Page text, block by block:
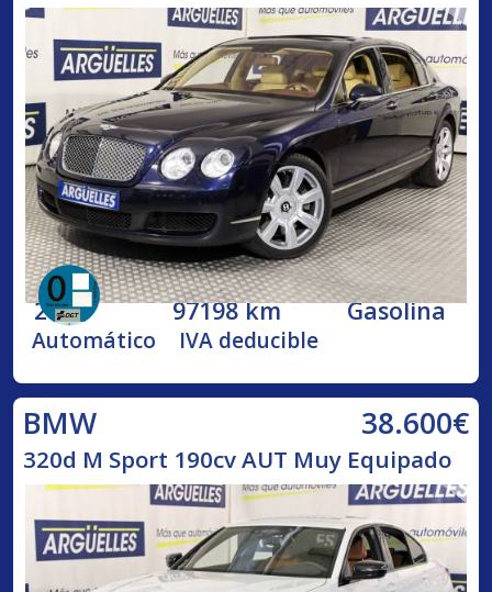
2005 97198 km Gasolina
Automático IVA deducible
BMW 38.600€
320d M Sport 190cv AUT Muy Equipado